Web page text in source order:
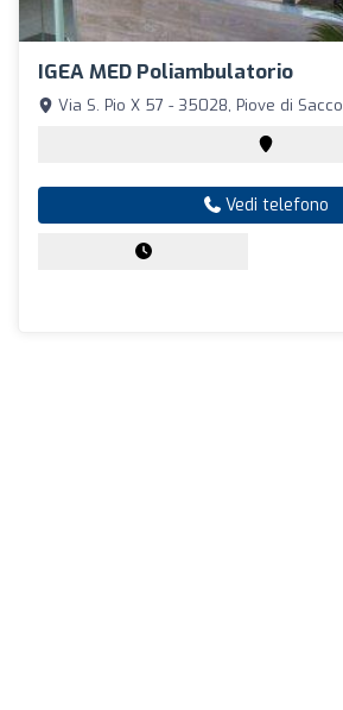
IGEA MED Poliambulatorio
Via S. Pio X 57 - 35028, Piove di Sacco
Vedi telefono